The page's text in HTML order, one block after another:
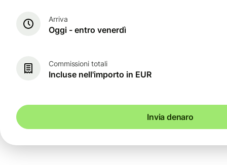
Arriva
Oggi - entro venerdì
Commissioni totali
Incluse nell'importo in EUR
Invia denaro